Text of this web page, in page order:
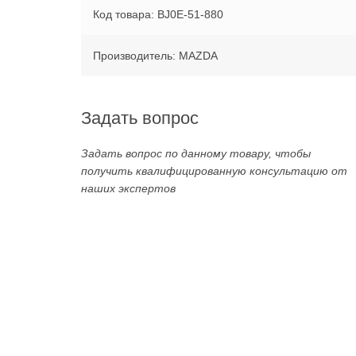
Код товара: BJ0E-51-880
Производитель: MAZDA
Задать вопрос
Задать вопрос по данному товару, чтобы
получить квалифицированную консультацию от
наших экспертов